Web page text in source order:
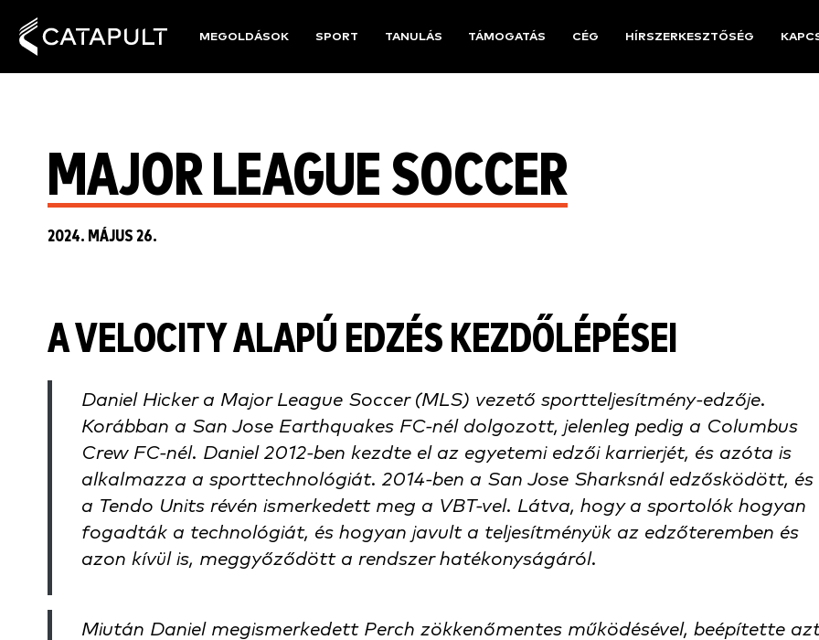
MEGOLDÁSOK SPORT TANULÁS TÁMOGATÁS CÉG HÍRSZERKESZTŐSÉG
MAJOR LEAGUE SOCCER
2024. MÁJUS 26.
A VELOCITY ALAPÚ EDZÉS KEZDŐLÉPÉSEI
Daniel Hicker a Major League Soccer (MLS) vezető sportteljesítmény-edzője.
Korábban a San Jose Earthquakes FC-nél dolgozott, jelenleg pedig a Columbus
Crew FC-nél. Daniel 2012-ben kezdte el az egyetemi edzői karrierjét, és azóta is
alkalmazza a sporttechnológiát. 2014-ben a San Jose Sharksnál edzősködött, és
a Tendo Units révén ismerkedett meg a VBT-vel. Látva, hogy a sportolók hogyan
fogadták a technológiát, és hogyan javult a teljesítményük az edzőteremben és
azon kívül is, meggyőződött a rendszer hatékonyságáról.
Miután Daniel megismerkedett Perch zökkenőmentes működésével, beépítette